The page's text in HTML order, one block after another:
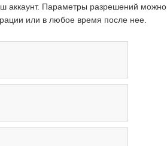
аккаунт. Параметры разрешений можно
или в любое время после нее.